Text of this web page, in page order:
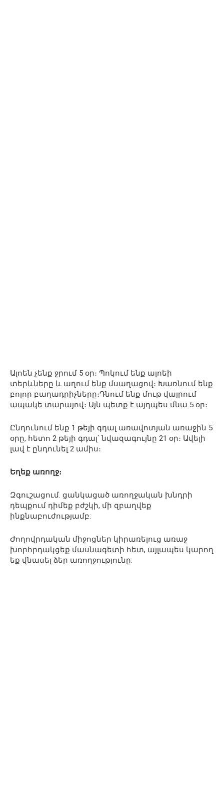
Ալոեն չենք ջրում 5 օր։ Պոկում ենք ալոեի
տերևները և աղում ենք մսաղացով։ Խառնում ենք
բոլոր բաղադրիչները։Դնում ենք մութ վայրում
ապակե տարայով։ Այն պետք է այդպես մնա 5 օր։
Ընդունում ենք 1 թեյի գդալ առավոտյան առաջին 5
օրը, հետո 2 թեյի գդալ՝ նվազագույնը 21 օր։ Ավելի
լավ է ընդունել 2 ամիս։
Եղեք առողջ։
Զգուշացում. ցանկացած առողջական խնդրի
դեպքում դիմեք բժշկի, մի զբաղվեք
ինքնաբուժությամբ:
Ժողովրդական միջոցներ կիրառելուց առաջ
խորհրդակցեք մասնագետի հետ, այլապես կարող
եք վնասել ձեր առողջությունը: